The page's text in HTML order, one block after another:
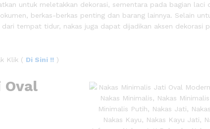
untuk meletakkan dekorasi, sementara pada bagian laci
berkas-berkas penting dan barang lainnya. Selain
tempat tidur, nakas juga dapat dijadikan aksen dekorasi
Klik ( Di Sini !! )